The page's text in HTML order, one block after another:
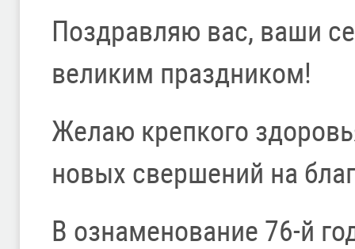
Поздравляю вас, ваши
великим праздником!
Желаю крепкого
новых свершений на
В ознаменование 76-й